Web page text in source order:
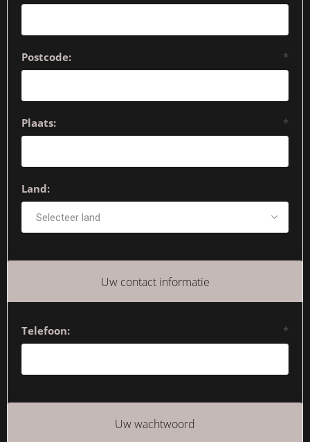
Postcode: *
Plaats: *
Land:
Uw contact informatie
Telefoon: *
Uw wachtwoord